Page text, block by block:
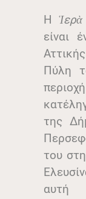
Η
είναι
Πύλη
της
του
αυτή